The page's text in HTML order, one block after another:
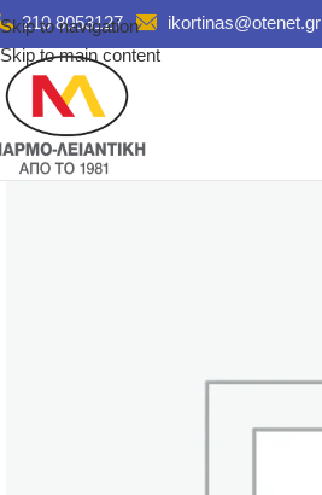
Skip to navigation
Skip to main content
210 8053127 ikortinas@otenet.gr